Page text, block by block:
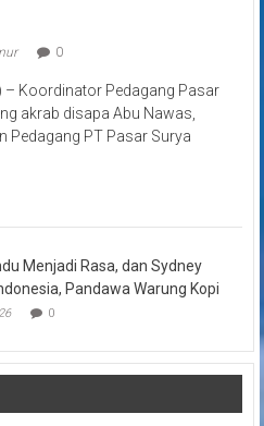
0
– Koordinator Pedagang Pasar
akrab disapa Abu Nawas,
Pedagang PT Pasar Surya
Menjadi Rasa, dan Sydney
Pandawa Warung Kopi
0